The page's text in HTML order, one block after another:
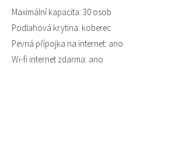
Maximální kapacita: 30 osob
Podlahová krytina: koberec
Pevná přípojka na internet: ano
Wi-fi internet zdarma: ano